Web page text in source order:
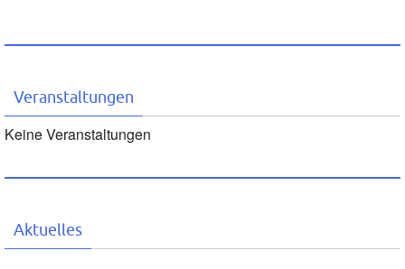
Veranstaltungen
Keine Veranstaltungen
Aktuelles